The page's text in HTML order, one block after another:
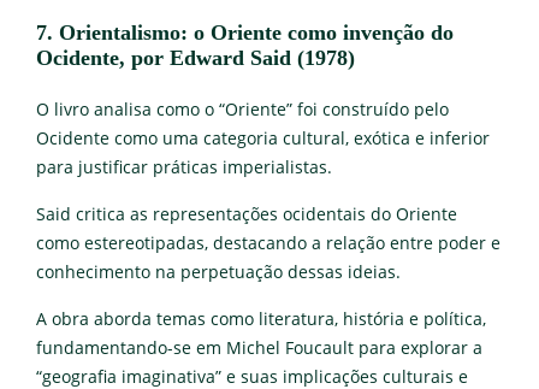
7. Orientalismo: o Oriente como invenção do
Ocidente, por Edward Said (1978)
O livro analisa como o “Oriente” foi construído pelo
Ocidente como uma categoria cultural, exótica e inferior
para justificar práticas imperialistas.
Said critica as representações ocidentais do Oriente
como estereotipadas, destacando a relação entre poder e
conhecimento na perpetuação dessas ideias.
A obra aborda temas como literatura, história e política,
fundamentando-se em Michel Foucault para explorar a
“geografia imaginativa” e suas implicações culturais e